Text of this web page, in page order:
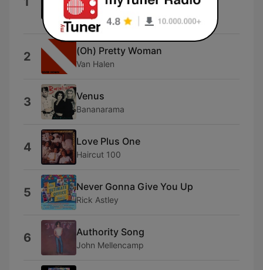
Martin]
Goldsound Karaoke
2 (Oh) Pretty Woman
Van Halen
3 Venus
Bananarama
4 Love Plus One
Haircut 100
5 Never Gonna Give You Up
Rick Astley
6 Authority Song
John Mellencamp